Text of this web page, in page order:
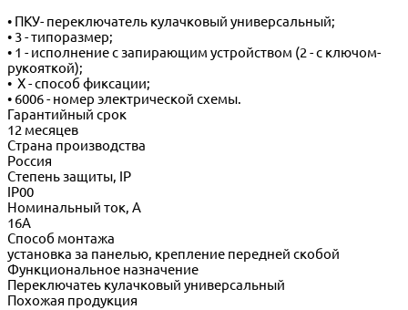
• ПКУ- переключатель кулачковый универсальный;
• 3 - типоразмер;
• 1 - исполнение с запирающим устройством (2 - с ключом-
рукояткой);
• Х - способ фиксации;
• 6006 - номер электрической схемы.
Гарантийный срок
12 месяцев
Страна производства
Россия
Степень защиты, IP
IP00
Номинальный ток, А
16А
Способ монтажа
установка за панелью, крепление передней скобой
Функциональное назначение
Переключатеь кулачковый универсальный
Похожая продукция